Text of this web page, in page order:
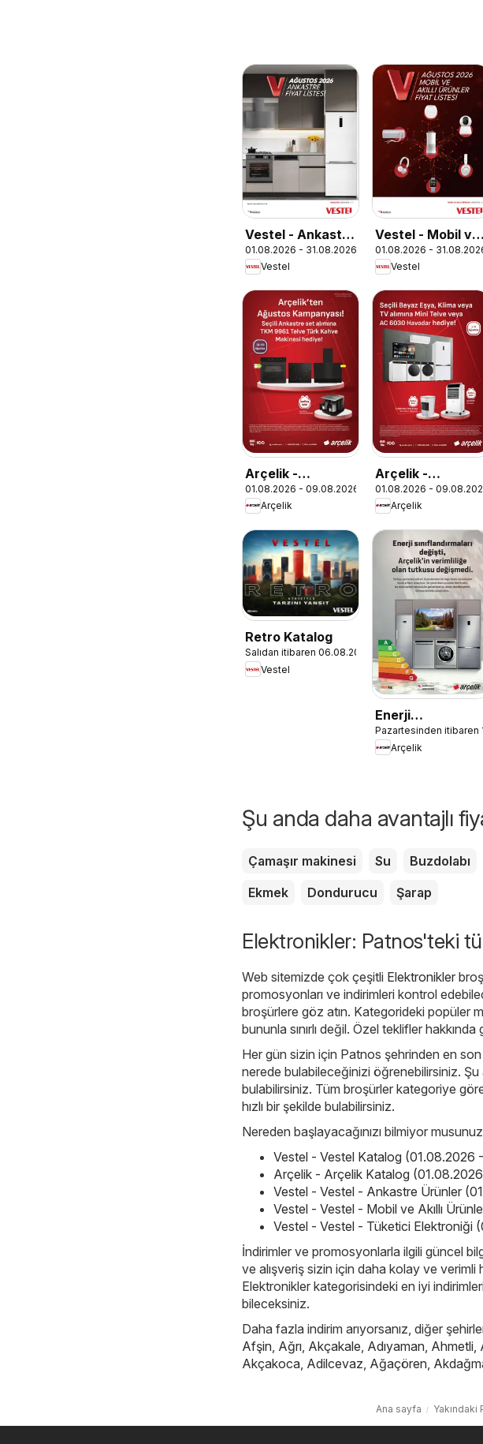
Vestel - Ankastre
Ürünler
01.08.2026 - 31.08.2026
Vestel
Vestel - Mobil ve
Akıllı Ürünler
01.08.2026 -
Vestel
Arçelik -
Ankastre
Kataloğu
01.08.2026 - 09.08.2026
Arçelik
Arçelik -
İklimlendirme
Kataloğu
01.08.2026 -
Arçelik
Retro Katalog
Salıdan itibaren 06.08.2024
Vestel
Enerji
Sınıflandırmaları
Pazartesinden itibaren
Arçelik
Şu anda daha avantajlı
Çamaşır makinesi Su Buzdolabı
Ekmek
Dondurucu Şarap
Elektronikler: Patnos'teki
Web sitemizde çok çeşitli Elektronikler
promosyonları ve indirimleri kontrol
broşürlere göz atın. Kategorideki popüler
bununla sınırlı değil. Özel teklifler
Her gün sizin için Patnos şehrinden en
nerede bulabileceğinizi öğrenebilirsiniz.
bulabilirsiniz. Tüm broşürler kategoriye
hızlı bir şekilde bulabilirsiniz.
Nereden başlayacağınızı bilmiyor
Vestel - Vestel Katalog (01.08.2026
Arçelik - Arçelik Katalog
Vestel - Vestel - Ankastre Ürünler
Vestel - Vestel - Mobil ve Akıllı
Vestel - Vestel - Tüketici Elektroniği
İndirimler ve promosyonlarla ilgili güncel
ve alışveriş sizin için daha kolay ve
Elektronikler kategorisindeki en iyi
bileceksiniz.
Daha fazla indirim arıyorsanız, diğer
Afşin, Ağrı, Akçakale, Adıyaman, Ahmetli,
Akçakoca, Adilcevaz, Ağaçören,
Ana sayfa Yakındaki